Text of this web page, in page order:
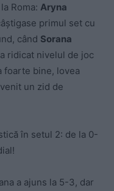
Roma: Aryna
primul set cu
când Sorana
ridicat nivelul de joc
foarte bine, lovea
un zid de
în setul 2: de la 0-
a ajuns la 5-3, dar